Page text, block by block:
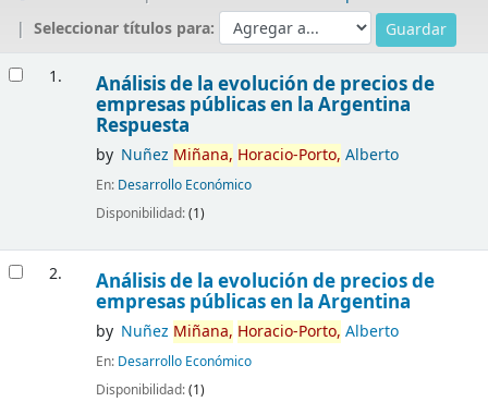
Seleccionar títulos para:
1. Análisis de la evolución de precios de
empresas públicas en la Argentina
Respuesta
by Nuñez Miñana, Horacio-Porto, Alberto
En: Desarrollo Económico
Disponibilidad:(1)
2. Análisis de la evolución de precios de
empresas públicas en la Argentina
by Nuñez Miñana, Horacio-Porto, Alberto
En: Desarrollo Económico
Disponibilidad:(1)